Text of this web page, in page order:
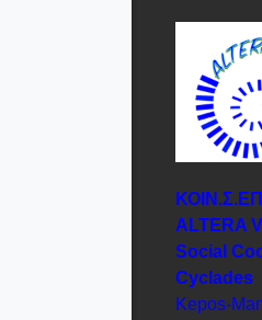
ΑLTERA
Social
Cyclades
Kepos-